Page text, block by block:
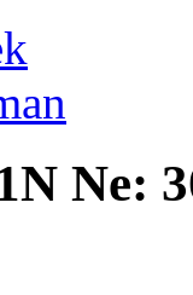
N Ne: 3